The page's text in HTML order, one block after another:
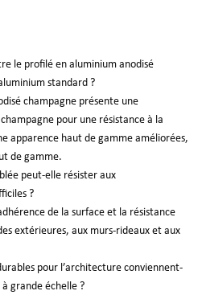
le profilé en aluminium anodisé
standard ?
champagne présente une
pour une résistance à la
apparence haut de gamme améliorées,
de gamme.
peut-elle résister aux
?
de la surface et la résistance
extérieures, aux murs-rideaux et aux
pour l’architecture conviennent-
grande échelle ?